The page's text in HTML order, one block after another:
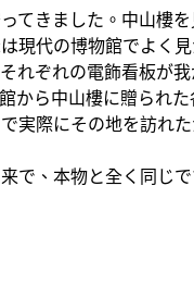
きました。中山樓
代の博物館でよく
ぞれの電飾看板が
から中山樓に贈られ
実際にその地を訪れ
、本物と全く同じ